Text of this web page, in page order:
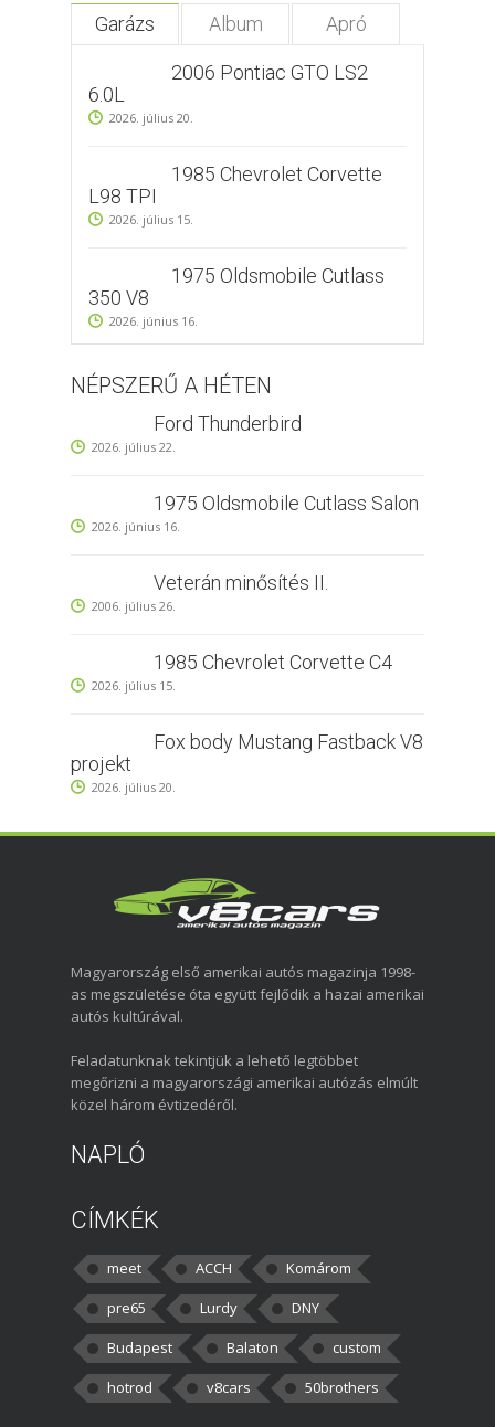
Garázs Album Apró
2006 Pontiac GTO LS2
6.0L
2026. július 20.
1985 Chevrolet Corvette
L98 TPI
2026. július 15.
1975 Oldsmobile Cutlass
350 V8
2026. június 16.
NÉPSZERŰ A HÉTEN
Ford Thunderbird
2026. július 22.
1975 Oldsmobile Cutlass Salon
2026. június 16.
Veterán minősítés II.
2006. július 26.
1985 Chevrolet Corvette C4
2026. július 15.
Fox body Mustang Fastback V8
projekt
2026. július 20.
Magyarország első amerikai autós magazinja 1998-
as megszületése óta együtt fejlődik a hazai amerikai
autós kultúrával.
Feladatunknak tekintjük a lehető legtöbbet
megőrizni a magyarországi amerikai autózás elmúlt
közel három évtizedéről.
NAPLÓ
CÍMKÉK
meet ACCH
Komárom
pre65
Lurdy
DNY
Budapest
Balaton
custom
hotrod
v8cars 50brothers